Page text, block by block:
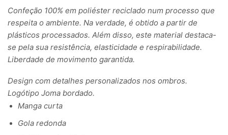
Confeção 100% em poliéster reciclado num processo que
respeita o ambiente. Na verdade, é obtido a partir de
plásticos processados. Além disso, este material destaca-
se pela sua resistência, elasticidade e respirabilidade.
Liberdade de movimento garantida.
Design com detalhes personalizados nos ombros.
Logótipo Joma bordado.
Manga curta
Gola redonda